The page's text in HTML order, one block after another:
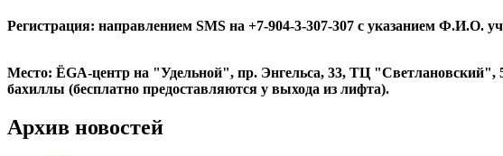
Регистрация: направлением SMS на +7-904-3-307-307 с указанием Ф.И.О.
Место: ЁGА-центр на "Удельной", пр. Энгельса, 33, ТЦ "Светлановский",
бахиллы (бесплатно предоставляются у выхода из лифта).
Архив новостей